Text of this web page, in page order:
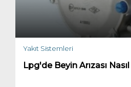
Yakıt Sistemleri
Lpg'de Beyin Arızası Nasıl